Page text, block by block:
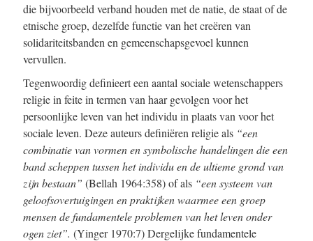
die bijvoorbeeld verband houden met de natie, de staat of de
etnische groep, dezelfde functie van het creëren van
solidariteitsbanden en gemeenschapsgevoel kunnen
vervullen.
Tegenwoordig definieert een aantal sociale wetenschappers
religie in feite in termen van haar gevolgen voor het
persoonlijke leven van het individu in plaats van voor het
sociale leven. Deze auteurs definiëren religie als “een
combinatie van vormen en symbolische handelingen die een
band scheppen tussen het individu en de ultieme grond van
zijn bestaan” (Bellah 1964:358) of als “een systeem van
geloofsovertuigingen en praktijken waarmee een groep
mensen de fundamentele problemen van het leven onder
ogen ziet”. (Yinger 1970:7) Dergelijke fundamentele